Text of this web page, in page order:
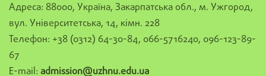
Адреса: 88000, Україна, Закарпатська обл., м. Ужгород,
вул. Університетська, 14, кімн. 228
Телефон: +38 (0312) 64-30-84, 066-5716240, 096-123-89-
67
E-mail: admission@uzhnu.edu.ua